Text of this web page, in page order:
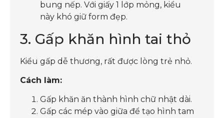
bung nếp. Với giấy 1 lớp mỏng, kiểu
này khó giữ form đẹp.
3. Gấp khăn hình tai thỏ
Kiểu gấp dễ thương, rất được lòng trẻ nhỏ.
Cách làm:
Gấp khăn ăn thành hình chữ nhật dài.
Gấp các mép vào giữa để tạo hình tam